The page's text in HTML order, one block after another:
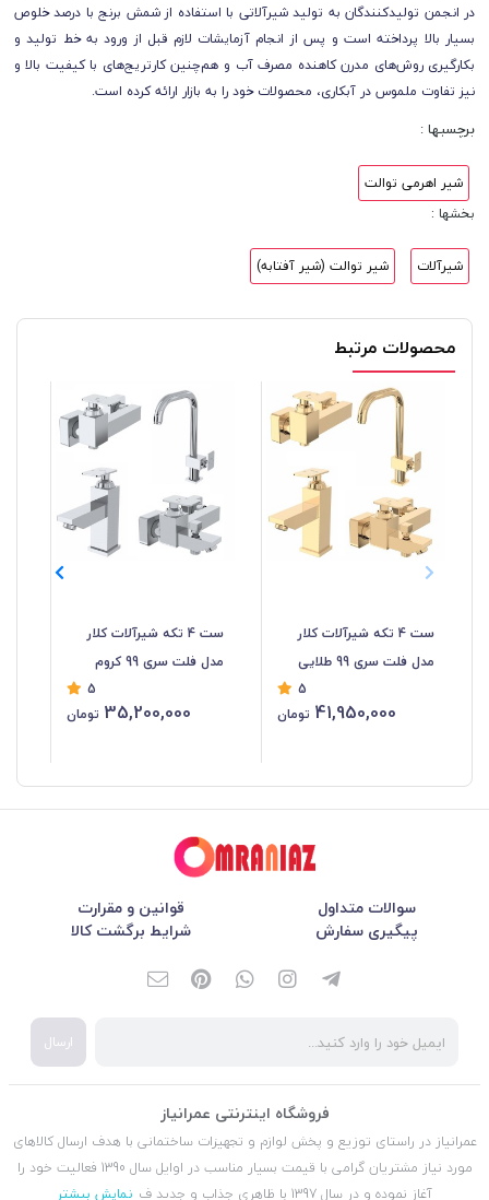
در انجمن تولیدکنندگان به تولید شیرآلاتی با استفاده از شمش برنج با درصد خلوص
بسیار بالا پرداخته است و پس از انجام آزمایشات لازم قبل از ورود به خط تولید و
بکارگیری روش‌های مدرن کاهنده مصرف آب و هم‌چنین کارتریج‌های با کیفیت بالا و
نیز تفاوت ملموس در آبکاری، محصولات خود را به بازار ارائه کرده است.
برچسبها :
شیر اهرمی توالت
بخشها :
شیرآلات شیر توالت (شیر آفتابه)
محصولات مرتبط
ست 4 تکه شیرآلات کلار
مدل فلت سری 99 طلایی
5
41,950,000 تومان
ست 4 تکه شیرآلات کلار
مدل فلت سری 99 کروم
5
35,200,000 تومان
سوالات متداول
قوانین و مقرارت
پیگیری سفارش
شرایط برگشت کالا
ارسال
فروشگاه اینترنتی عمرانیاز
عمرانیاز در راستای توزیع و پخش لوازم و تجهیزات ساختمانی با هدف ارسال کالاهای
مورد نیاز مشتریان گرامی با قیمت بسیار مناسب در اوایل سال 1390 فعالیت خود را
آغاز نموده و در سال 1397 با ظاهری جذاب و جدید ف
نمایش بیشتر